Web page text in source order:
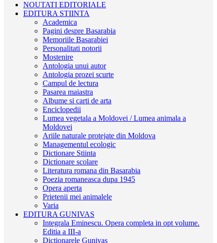
NOUTATI EDITORIALE
EDITURA STIINTA
Academica
Pagini despre Basarabia
Memoriile Basarabiei
Personalitati notorii
Mostenire
Antologia unui autor
Antologia prozei scurte
Campul de lectura
Pasarea maiastra
Albume si carti de arta
Enciclopedii
Lumea vegetala a Moldovei / Lumea animala a
Moldovei
Ariile naturale protejate din Moldova
Managementul ecologic
Dictionare Stiinta
Dictionare scolare
Literatura romana din Basarabia
Poezia romaneasca dupa 1945
Opera aperta
Prietenii mei animalele
Varia
EDITURA GUNIVAS
Integrala Eminescu. Opera completa in opt volume.
Editia a III-a
Dictionarele Gunivas